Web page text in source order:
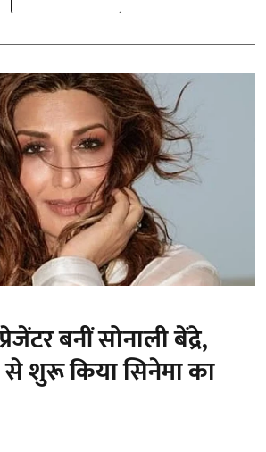
बनीं सोनाली बेंद्रे,
शुरू किया सिनेमा का